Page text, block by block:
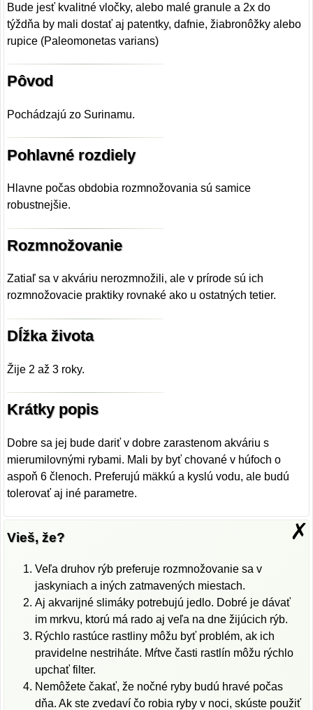
Bude jesť kvalitné vločky, alebo malé granule a 2x do
týždňa by mali dostať aj patentky, dafnie, žiabronôžky alebo
rupice (Paleomonetas varians)
Pôvod
Pochádzajú zo Surinamu.
Pohlavné rozdiely
Hlavne počas obdobia rozmnožovania sú samice
robustnejšie.
Rozmnožovanie
Zatiaľ sa v akváriu nerozmnožili, ale v prírode sú ich
rozmnožovacie praktiky rovnaké ako u ostatných tetier.
Dĺžka života
Žije 2 až 3 roky.
Krátky popis
Dobre sa jej bude dariť v dobre zarastenom akváriu s
mierumilovnými rybami. Mali by byť chované v húfoch o
aspoň 6 členoch. Preferujú mäkkú a kyslú vodu, ale budú
tolerovať aj iné parametre.
✗
Vieš, že?
Veľa druhov rýb preferuje rozmnožovanie sa v
jaskyniach a iných zatmavených miestach.
Aj akvarijné slimáky potrebujú jedlo. Dobré je dávať
im mrkvu, ktorú má rado aj veľa na dne žijúcich rýb.
Rýchlo rastúce rastliny môžu byť problém, ak ich
pravidelne nestriháte. Mŕtve časti rastlín môžu rýchlo
upchať filter.
Nemôžete čakať, že nočné ryby budú hravé počas
dňa. Ak ste zvedaví čo robia ryby v noci, skúste použiť